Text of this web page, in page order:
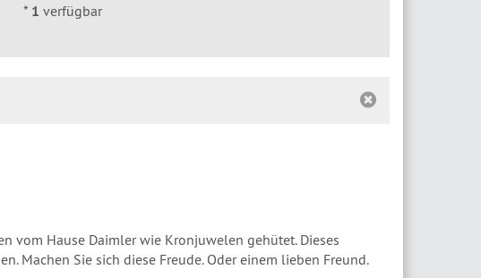
* 1 verfügbar
vom Hause Daimler wie Kronjuwelen gehütet. Dieses
Machen Sie sich diese Freude. Oder einem lieben Freund.